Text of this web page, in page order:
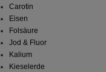
Carotin
Eisen
Folsäure
Jod & Fluor
Kalium
Kieselerde